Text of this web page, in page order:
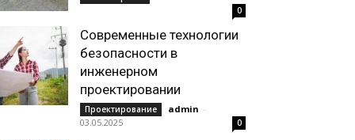
0
Современные технологии
безопасности в
инженерном
проектировании
Проектирование admin -
03.05.2025
0